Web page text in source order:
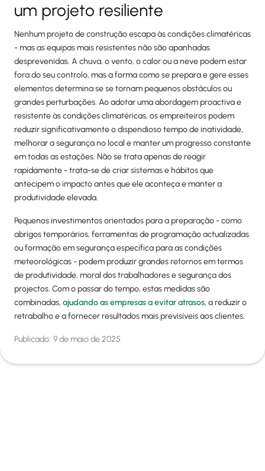
um projeto resiliente
Nenhum projeto de construção escapa às condições climatéricas
- mas as equipas mais resistentes não são apanhadas
desprevenidas. A chuva, o vento, o calor ou a neve podem estar
fora do seu controlo, mas a forma como se prepara e gere esses
elementos determina se se tornam pequenos obstáculos ou
grandes perturbações. Ao adotar uma abordagem proactiva e
resistente às condições climatéricas, os empreiteiros podem
reduzir significativamente o dispendioso tempo de inatividade,
melhorar a segurança no local e manter um progresso constante
em todas as estações. Não se trata apenas de reagir
rapidamente - trata-se de criar sistemas e hábitos que
antecipem o impacto antes que ele aconteça e manter a
produtividade elevada.
Pequenos investimentos orientados para a preparação - como
abrigos temporários, ferramentas de programação actualizadas
ou formação em segurança específica para as condições
meteorológicas - podem produzir grandes retornos em termos
de produtividade, moral dos trabalhadores e segurança dos
projectos. Com o passar do tempo, estas medidas são
combinadas, ajudando as empresas a evitar atrasos, a reduzir o
retrabalho e a fornecer resultados mais previsíveis aos clientes.
Publicado: 9 de maio de 2025